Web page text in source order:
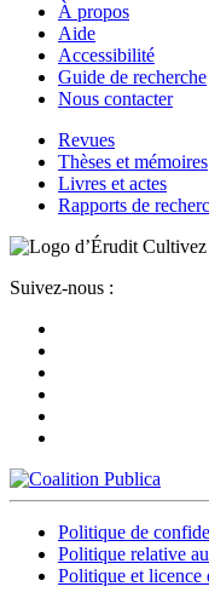
À propos
Aide
Accessibilité
Guide de recherche
Nous contacter
Revues
Thèses et mémoires
Livres et actes
Rapports de
Cultivez
Suivez-nous :
Politique de
Politique relative
Politique et licence